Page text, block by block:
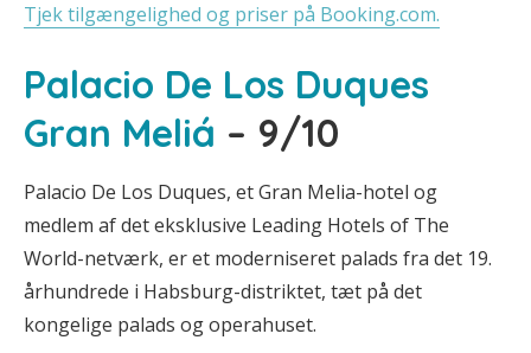
Tjek tilgængelighed og priser på Booking.com.
Palacio De Los Duques
Gran Meliá – 9/10
Palacio De Los Duques, et Gran Melia-hotel og
medlem af det eksklusive Leading Hotels of The
World-netværk, er et moderniseret palads fra det 19.
århundrede i Habsburg-distriktet, tæt på det
kongelige palads og operahuset.